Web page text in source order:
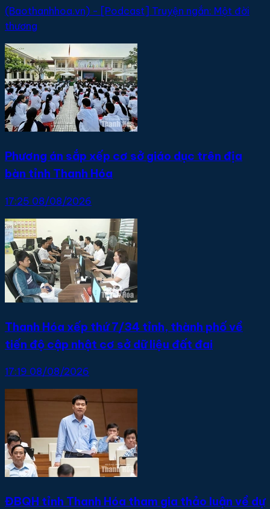
(Baothanhhoa.vn) - [Podcast] Truyện ngắn: Một đời
thương
Phương án sắp xếp cơ sở giáo dục trên địa
bàn tỉnh Thanh Hóa
17:25 08/08/2026
Thanh Hóa xếp thứ 7/34 tỉnh, thành phố về
tiến độ cập nhật cơ sở dữ liệu đất đai
17:19 08/08/2026
ĐBQH tỉnh Thanh Hóa tham gia thảo luận về dự